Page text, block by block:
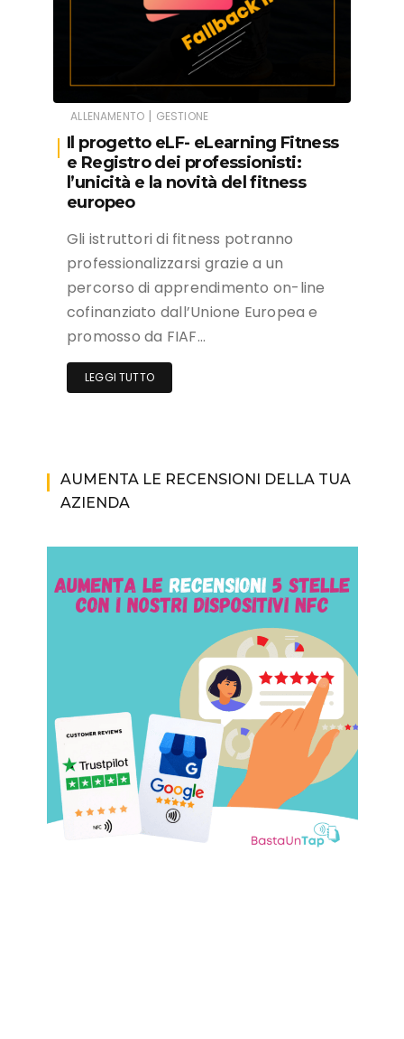
ALLENAMENTO | GESTIONE
Il progetto eLF- eLearning Fitness
e Registro dei professionisti:
l’unicità e la novità del fitness
europeo
Gli istruttori di fitness potranno
professionalizzarsi grazie a un
percorso di apprendimento on-line
cofinanziato dall’Unione Europea e
promosso da FIAF…
LEGGI TUTTO
AUMENTA LE RECENSIONI DELLA TUA
AZIENDA